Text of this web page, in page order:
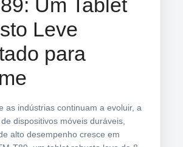
Um Tablet
Leve
para
as indústrias continuam a evoluir, a
dispositivos móveis duráveis,
alto desempenho cresce em